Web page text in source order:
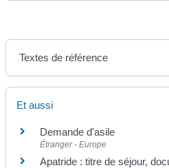
Textes de référence
Et aussi
Demande d'asile
Étranger - Europe
Apatride : titre de séjour,